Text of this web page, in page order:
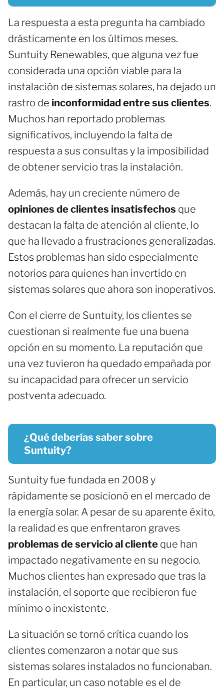
La respuesta a esta pregunta ha cambiado
drásticamente en los últimos meses.
Suntuity Renewables, que alguna vez fue
considerada una opción viable para la
instalación de sistemas solares, ha dejado un
rastro de inconformidad entre sus clientes.
Muchos han reportado problemas
significativos, incluyendo la falta de
respuesta a sus consultas y la imposibilidad
de obtener servicio tras la instalación.
Además, hay un creciente número de
opiniones de clientes insatisfechos que
destacan la falta de atención al cliente, lo
que ha llevado a frustraciones generalizadas.
Estos problemas han sido especialmente
notorios para quienes han invertido en
sistemas solares que ahora son inoperativos.
Con el cierre de Suntuity, los clientes se
cuestionan si realmente fue una buena
opción en su momento. La reputación que
una vez tuvieron ha quedado empañada por
su incapacidad para ofrecer un servicio
postventa adecuado.
¿Qué deberías saber sobre
Suntuity?
Suntuity fue fundada en 2008 y
rápidamente se posicionó en el mercado de
la energía solar. A pesar de su aparente éxito,
la realidad es que enfrentaron graves
problemas de servicio al cliente que han
impactado negativamente en su negocio.
Muchos clientes han expresado que tras la
instalación, el soporte que recibieron fue
mínimo o inexistente.
La situación se tornó crítica cuando los
clientes comenzaron a notar que sus
sistemas solares instalados no funcionaban.
En particular, un caso notable es el de